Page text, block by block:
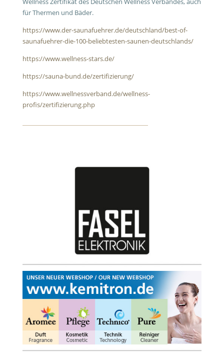
für Thermen und Bäder.
https://www.der-saunafuehrer.de/deutschland/best-of-
saunafuehrer-die-100-beliebtesten-saunen-deutschlands/
https://www.wellness-stars.de/
https://sauna-bund.de/zertifizierung/
https://www.wellnessverband.de/wellness-
profis/zertifizierung.php